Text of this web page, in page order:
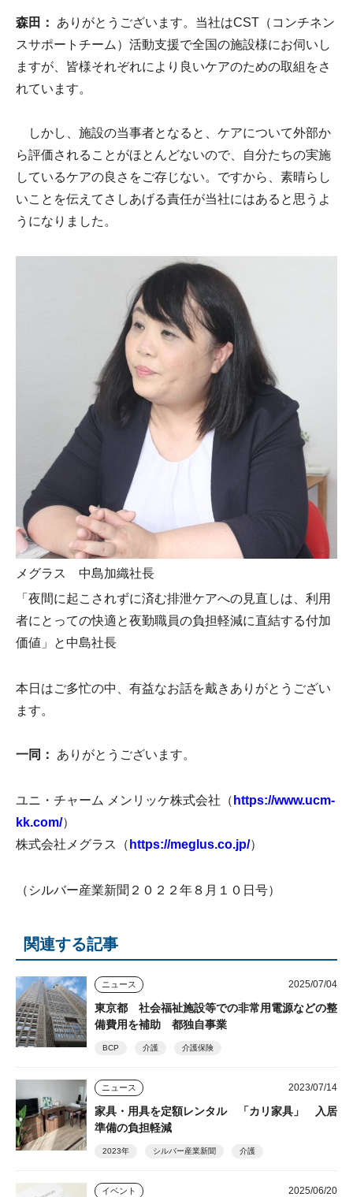
森田： ありがとうございます。当社はCST（コンチネン
スサポートチーム）活動支援で全国の施設様にお伺いし
ますが、皆様それぞれにより良いケアのための取組をさ
れています。
しかし、施設の当事者となると、ケアについて外部か
ら評価されることがほとんどないので、自分たちの実施
しているケアの良さをご存じない。ですから、素晴らし
いことを伝えてさしあげる責任が当社にはあると思うよ
うになりました。
メグラス 中島加織社長
「夜間に起こされずに済む排泄ケアへの見直しは、利用
者にとっての快適と夜勤職員の負担軽減に直結する付加
価値」と中島社長
本日はご多忙の中、有益なお話を戴きありがとうござい
ます。
一同： ありがとうございます。
ユニ・チャーム メンリッケ株式会社（ https://www.ucm-
kk.com/）
株式会社メグラス（ https://meglus.co.jp/）
（シルバー産業新聞２０２２年８月１０日号）
関連する記事
ニュース 2025/07/04
東京都 社会福祉施設等での非常用電源などの整
備費用を補助 都独自事業
BCP 介護 介護保険
ニュース 2023/07/14
家具・用具を定額レンタル 「カリ家具」 入居
準備の負担軽減
2023年 シルバー産業新聞 介護
イベント 2025/06/20